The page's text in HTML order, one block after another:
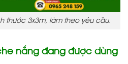
thước 3x3m, làm theo yêu cầu.
nắng đang được dùng